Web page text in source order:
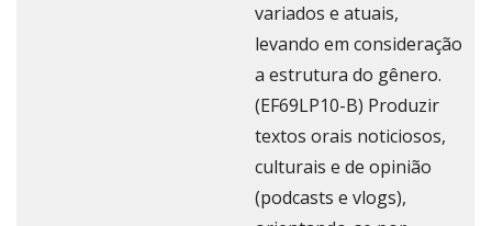
variados e atuais,
levando em consideração
a estrutura do gênero.
(EF69LP10-B) Produzir
textos orais noticiosos,
culturais e de opinião
(podcasts e vlogs),